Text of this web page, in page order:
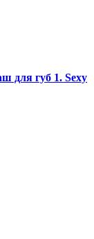
для губ 1. Sexy